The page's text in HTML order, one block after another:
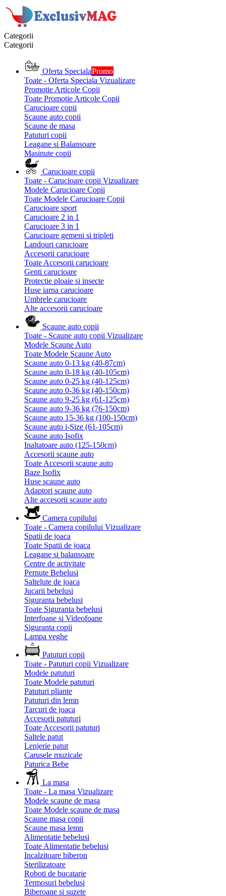
Categorii
Categorii
Oferta SpecialaPromo
Toate - Oferta Speciala Vizualizare
Promotie Articole Copii
Toate Promotie Articole Copii
Carucioare copii
Scaune auto copii
Scaune de masa
Patuturi copii
Leagane si Balansoare
Masinute copii
Carucioare copii
Toate - Carucioare copii Vizualizare
Modele Carucioare Copii
Toate Modele Carucioare Copii
Carucioare sport
Carucioare 2 in 1
Carucioare 3 in 1
Carucioare gemeni si tripleti
Landouri carucioare
Accesorii carucioare
Toate Accesorii carucioare
Genti carucioare
Protectie ploaie si insecte
Huse iarna carucioare
Umbrele carucioare
Alte accesorii carucioare
Scaune auto copii
Toate - Scaune auto copii Vizualizare
Modele Scaune Auto
Toate Modele Scaune Auto
Scaune auto 0-13 kg (40-87cm)
Scaune auto 0-18 kg (40-105cm)
Scaune auto 0-25 kg (40-125cm)
Scaune auto 0-36 kg (40-150cm)
Scaune auto 9-25 kg (61-125cm)
Scaune auto 9-36 kg (76-150cm)
Scaune auto 15-36 kg (100-150cm)
Scaune auto i-Size (61-105cm)
Scaune auto Isofix
Inaltatoare auto (125-150cm)
Accesorii scaune auto
Toate Accesorii scaune auto
Baze Isofix
Huse scaune auto
Adaptori scaune auto
Alte accesorii scaune auto
Camera copilului
Toate - Camera copilului Vizualizare
Spatii de joaca
Toate Spatii de joaca
Leagane si balansoare
Centre de activitate
Pernute Bebelusi
Saltelute de joaca
Jucarii bebelusi
Siguranta bebelusi
Toate Siguranta bebelusi
Interfoane si Videofoane
Siguranta copii
Lampa veghe
Patuturi copii
Toate - Patuturi copii Vizualizare
Modele patuturi
Toate Modele patuturi
Patuturi pliante
Patuturi din lemn
Tarcuri de joaca
Accesorii patuturi
Toate Accesorii patuturi
Saltele patut
Lenjerie patut
Carusele muzicale
Paturica Bebe
La masa
Toate - La masa Vizualizare
Modele scaune de masa
Toate Modele scaune de masa
Scaune masa copii
Scaune masa lemn
Alimentatie bebelusi
Toate Alimentatie bebelusi
Incalzitoare biberon
Sterilizatoare
Roboti de bucatarie
Termosuri bebelusi
Biberoane si suzete